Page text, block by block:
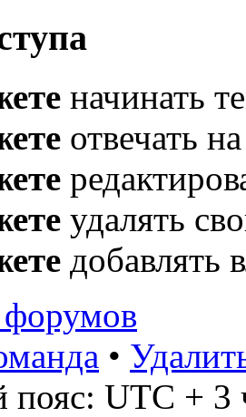
начинать
отвечать
удалять
добавлять
•
пояс: UTC + 3